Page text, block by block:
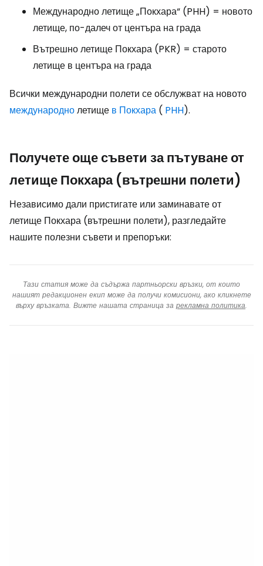
Международно летище „Покхара“ (PHH) = новото
летище, по-далеч от центъра на града
Вътрешно летище Покхара (PKR) = старото
летище в центъра на града
Всички международни полети се обслужват на новото
международнолетище в Покхара ( PHH).
Получете още съвети за пътуване от
летище Покхара (вътрешни полети)
Независимо дали пристигате или заминавате от
летище Покхара (вътрешни полети), разгледайте
нашите полезни съвети и препоръки:
Тази статия може да съдържа партньорски връзки, от които
нашият редакционен екип може да получи комисиони, ако кликнете
върху връзката. Вижте нашата страница за рекламна политика.